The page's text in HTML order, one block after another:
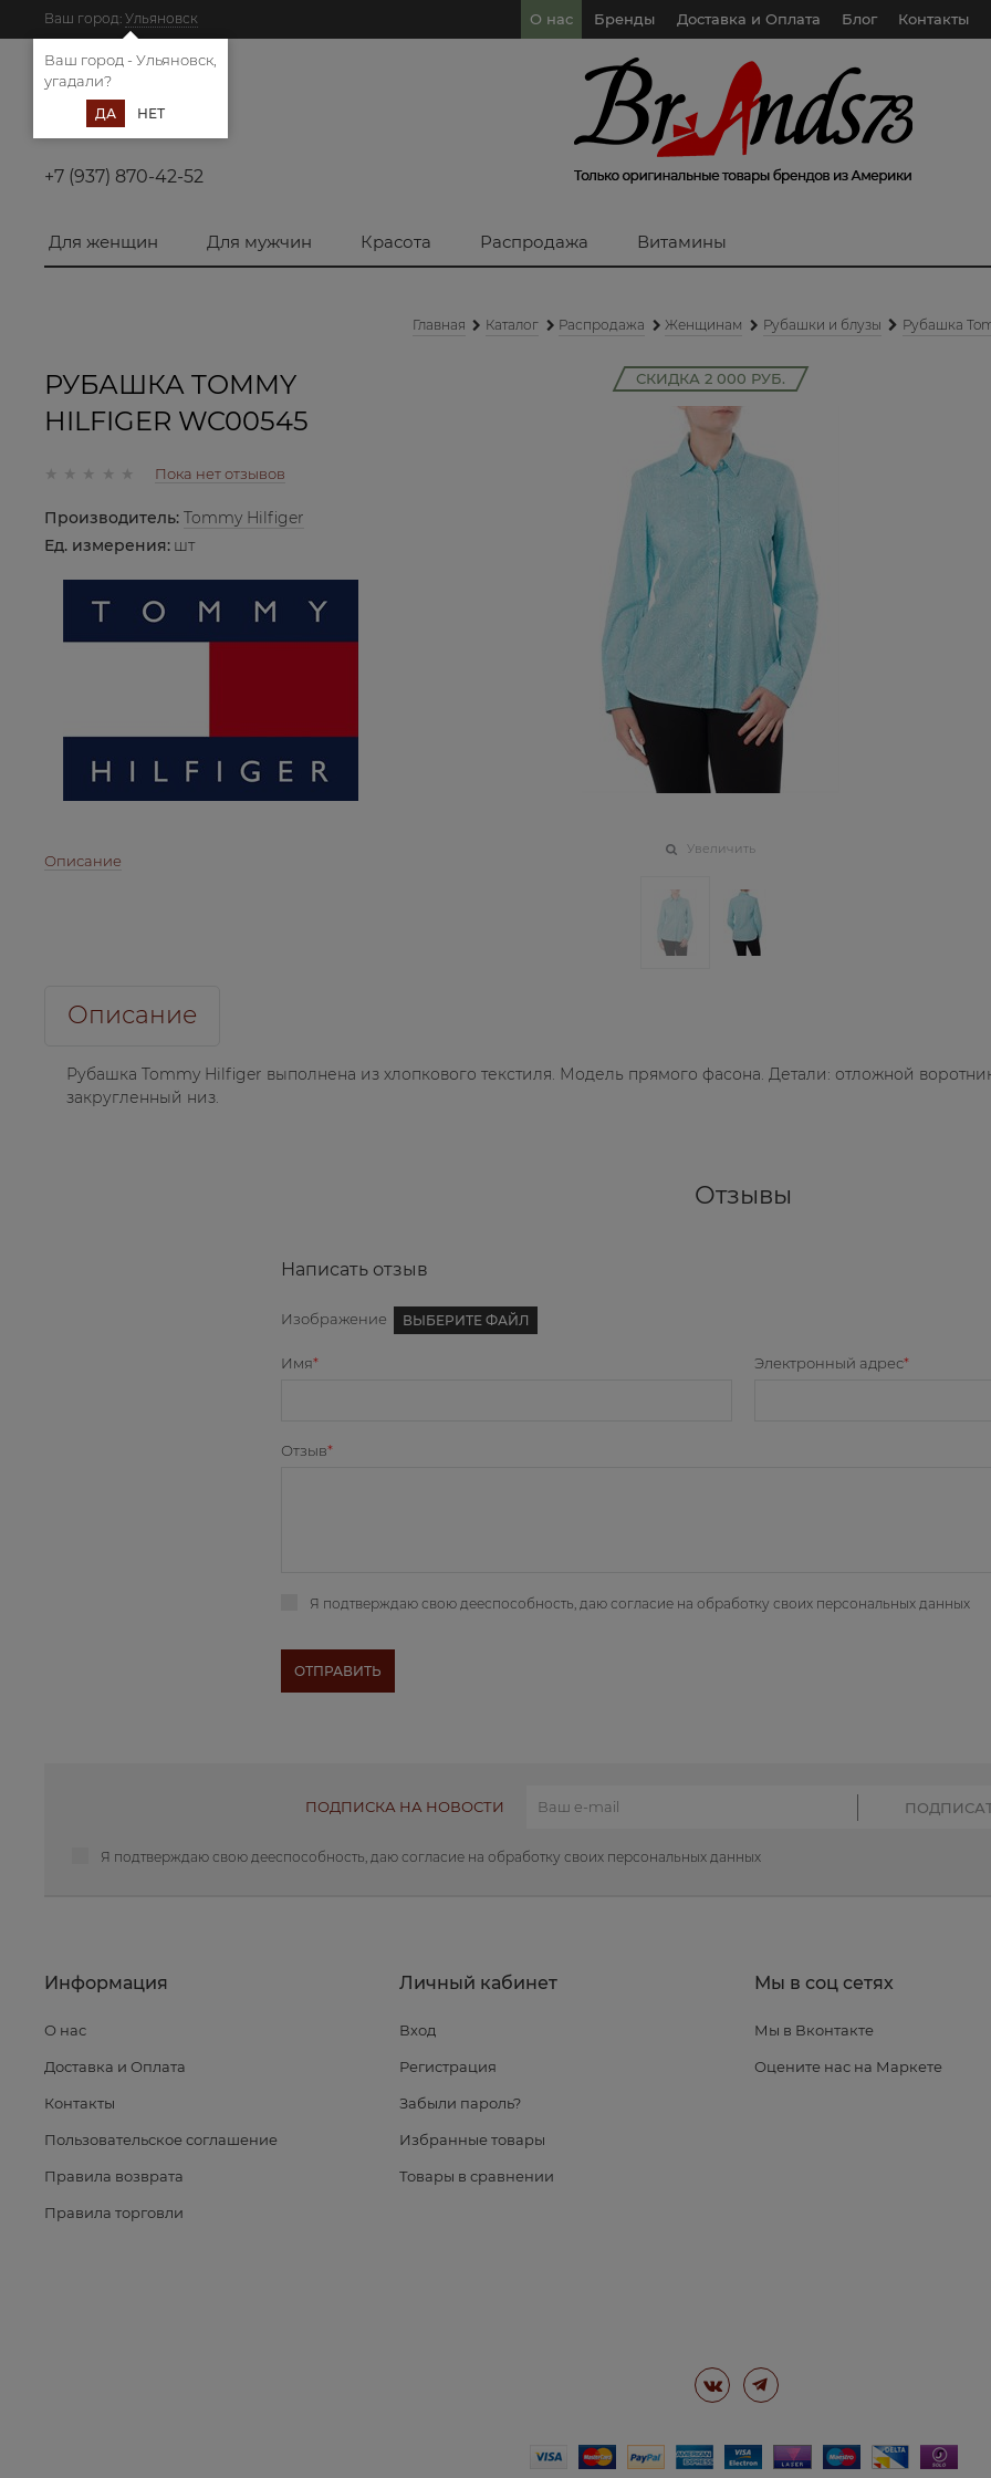
Ваш город: Ульяновск О нас Бренды Доставка и Оплата Блог Контакты
+7 (937) 870-42-52
Для женщин Для мужчин Красота Распродажа Витамины
Главная Каталог Распродажа Женщинам Рубашки и блузы Рубашка
РУБАШКА TOMMY
HILFIGER WC00545
Пока нет отзывов
Производитель: Tommy Hilfiger
Ед. измерения: шт
Описание
СКИДКА 2 000 РУБ.
Увеличить
Описание
Рубашка Tommy Hilfiger выполнена из хлопкового текстиля. Модель прямого фасона. Детали: отложной
закругленный низ.
Отзывы
Написать отзыв
Изображение ВЫБЕРИТЕ ФАЙЛ
Имя Электронный адрес
Отзыв
Я подтверждаю свою дееспособность, даю согласие на обработку своих персональных данных
ПОДПИСКА НА НОВОСТИ
Я подтверждаю свою дееспособность, даю согласие на обработку своих персональных данных
Информация
О нас
Доставка и Оплата
Контакты
Пользовательское соглашение
Правила возврата
Правила торговли
Личный кабинет
Вход
Регистрация
Забыли пароль?
Избранные товары
Товары в сравнении
Мы в соц сетях
Мы в Вконтакте
Оцените нас на Маркете
Ваш город - Ульяновск,
угадали?
ДА НЕТ